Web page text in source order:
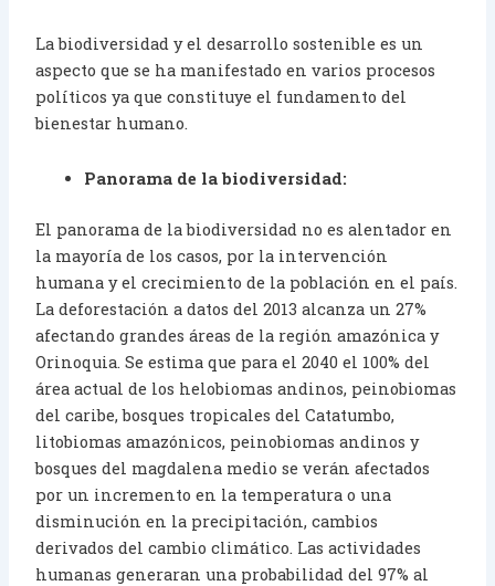
La biodiversidad y el desarrollo sostenible es un
aspecto que se ha manifestado en varios procesos
políticos ya que constituye el fundamento del
bienestar humano.
Panorama de la biodiversidad:
El panorama de la biodiversidad no es alentador en
la mayoría de los casos, por la intervención
humana y el crecimiento de la población en el país.
La deforestación a datos del 2013 alcanza un 27%
afectando grandes áreas de la región amazónica y
Orinoquia. Se estima que para el 2040 el 100% del
área actual de los helobiomas andinos, peinobiomas
del caribe, bosques tropicales del Catatumbo,
litobiomas amazónicos, peinobiomas andinos y
bosques del magdalena medio se verán afectados
por un incremento en la temperatura o una
disminución en la precipitación, cambios
derivados del cambio climático. Las actividades
humanas generaran una probabilidad del 97% al